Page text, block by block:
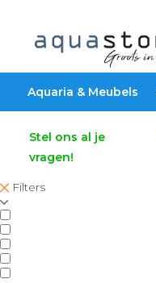
Aquaria & Meubels
Stel ons al je
vragen!
Filters